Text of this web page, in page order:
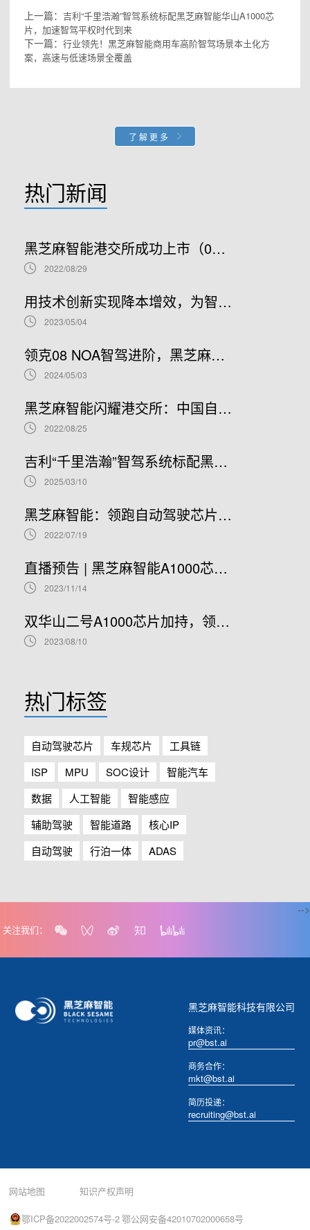
上一篇： 吉利“千里浩瀚”智驾系统标配黑芝麻智能华山A1000芯
片，加速智驾平权时代到来
下一篇： 行业领先！黑芝麻智能商用车高阶智驾场景本土化方
案，高速与低速场景全覆盖
了解更多
热门新闻
黑芝麻智能港交所成功上市（02533.HK）：车规级SoC领军者加速全球布局
2022/08/29
用技术创新实现降本增效，为智能汽车产业发展贡献“芯”力量
2023/05/04
领克08 NOA智驾进阶，黑芝麻智能携手吉利推进NOA普及
2024/05/03
黑芝麻智能闪耀港交所：中国自动驾驶芯片龙头上市新篇章，股票代码02533.HK引领未来
2022/08/25
吉利“千里浩瀚”智驾系统标配黑芝麻智能华山A1000芯片，加速智驾平权时代到来
2025/03/10
黑芝麻智能：领跑自动驾驶芯片赛道，开启港股IPO新篇章
2022/07/19
直播预告 | 黑芝麻智能A1000芯片基础软件开发在线研讨会
2023/11/14
双华山二号A1000芯片加持，领克08正式开售！
2023/08/10
热门标签
自动驾驶芯片 车规芯片
工具链
ISP
MPU SOC设计
智能汽车
数据
人工智能
智能感应
辅助驾驶
智能道路
核心IP
自动驾驶
行泊一体 ADAS
关注我们：
-->
黑芝麻智能科技有限公司
媒体资讯：
pr@bst.ai
商务合作：
mkt@bst.ai
简历投递：
recruiting@bst.ai
网站地图 知识产权声明
鄂ICP备2022002574号-2鄂公网安备42010702000658号